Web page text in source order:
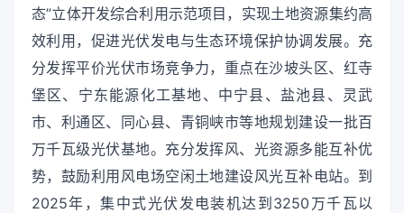
态”立体开发综合利用示范项目，实现土地资源集约高
效利用，促进光伏发电与生态环境保护协调发展。充
分发挥平价光伏市场竞争力，重点在沙坡头区、红寺
堡区、宁东能源化工基地、中宁县、盐池县、灵武
市、利通区、同心县、青铜峡市等地规划建设一批百
万千瓦级光伏基地。充分发挥风、光资源多能互补优
势，鼓励利用风电场空闲土地建设风光互补电站。到
2025年，集中式光伏发电装机达到3250万千瓦以